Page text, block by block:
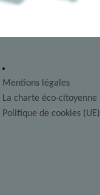
Mentions légales
La charte éco-citoyenne
Politique de cookies (UE)